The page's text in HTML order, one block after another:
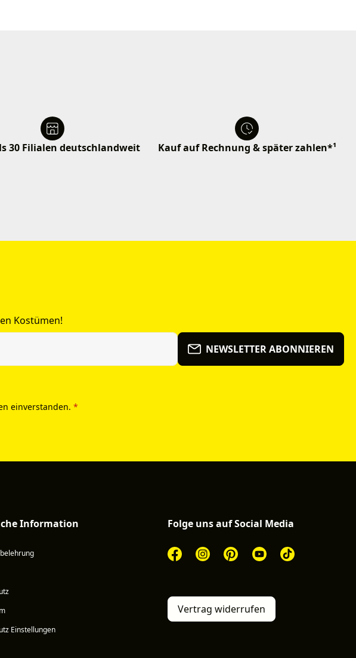
30 Filialen deutschlandweit Kauf auf Rechnung & später zahlen*¹
Kostümen!
NEWSLETTER ABONNIEREN
einverstanden. *
Information
Einstellungen
Folge uns auf Social Media
Vertrag widerrufen